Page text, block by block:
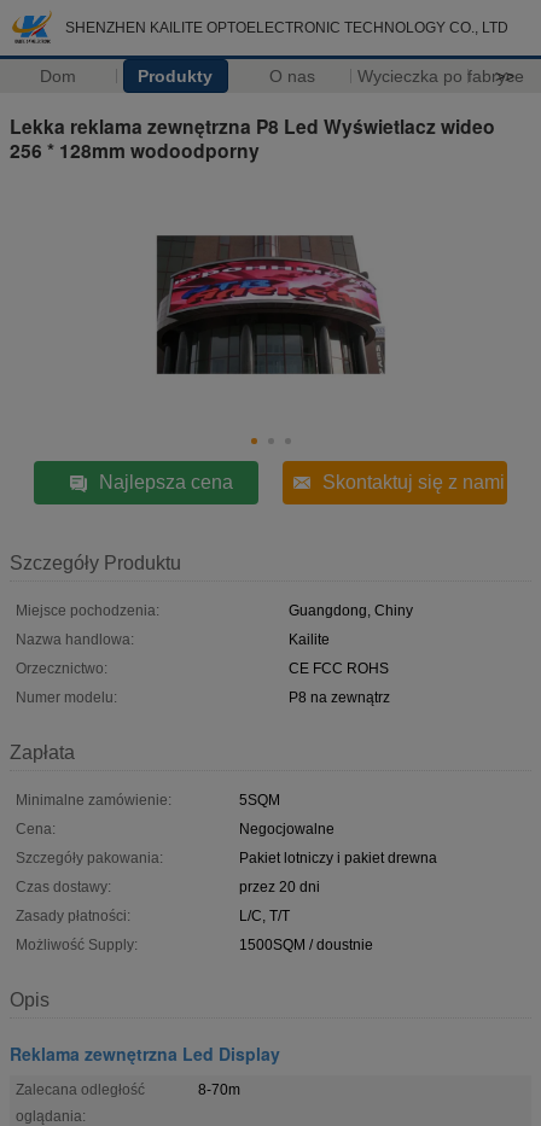
SHENZHEN KAILITE OPTOELECTRONIC TECHNOLOGY CO., LTD
Dom Produkty O nas Wycieczka po fabryce
>>
Lekka reklama zewnętrzna P8 Led Wyświetlacz wideo
256 * 128mm wodoodporny
Najlepsza cena Skontaktuj się z nami
Szczegóły Produktu
Miejsce pochodzenia:
Guangdong, Chiny
Nazwa handlowa:
Kailite
Orzecznictwo:
CE FCC ROHS
Numer modelu:
P8 na zewnątrz
Zapłata
Minimalne zamówienie:
5SQM
Cena:
Negocjowalne
Szczegóły pakowania:
Pakiet lotniczy i pakiet drewna
Czas dostawy:
przez 20 dni
Zasady płatności:
L/C, T/T
Możliwość Supply:
1500SQM / doustnie
Opis
Reklama zewnętrzna Led Display
Zalecana odległość
oglądania:
8-70m